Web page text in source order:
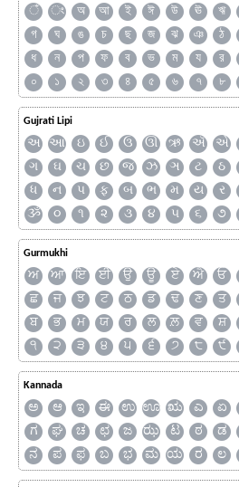
ঁ ং অ আ ই ঈ উ ঊ ঋ
গ
ঘ ঙ চ ছ জ ঝ ঞ ঠ
ধ
ন প ফ ব ভ ম য র
০
১ ২ ৩ ৪ ৫ ৬ ৭ ৮
Gujrati Lipi
અ આ ઇ ઈ ઉ ઊ ઋ ઍ એ
ગ
ઘ ચ છ જ ઝ ઞ ટ ઠ
ધ
ન પ ફ બ ભ મ ય ર
ૐ
૦ ૧ ૨ ૩ ૪ ૫ ૬ ૭
Gurmukhi
ਅ ਆ ਇ ਈ ਉ ਊ ਏ ਐ ਓ
ਛ
ਜ ਝ ਟ ਠ ਡ ਢ ਣ ਤ
ਬ
ਭ ਮ ਯ ਰ ਲ ਲ਼ ਵ ਸ਼
੧
੨ ੩ ੪ ੫ ੬ ੭ ੮ ੯
Kannada
ಅ ಆ ಇ ಈ ಉ ಊ ಋ ಎ ಏ
ಗ
ಘ ಚ ಛ ಜ ಝ ಟ ಠ ಡ
ನ
ಪ ಫ ಬ ಭ ಮ ಯ ರ ಲ